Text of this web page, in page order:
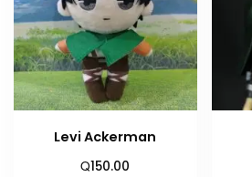
Levi Ackerman
Q150.00